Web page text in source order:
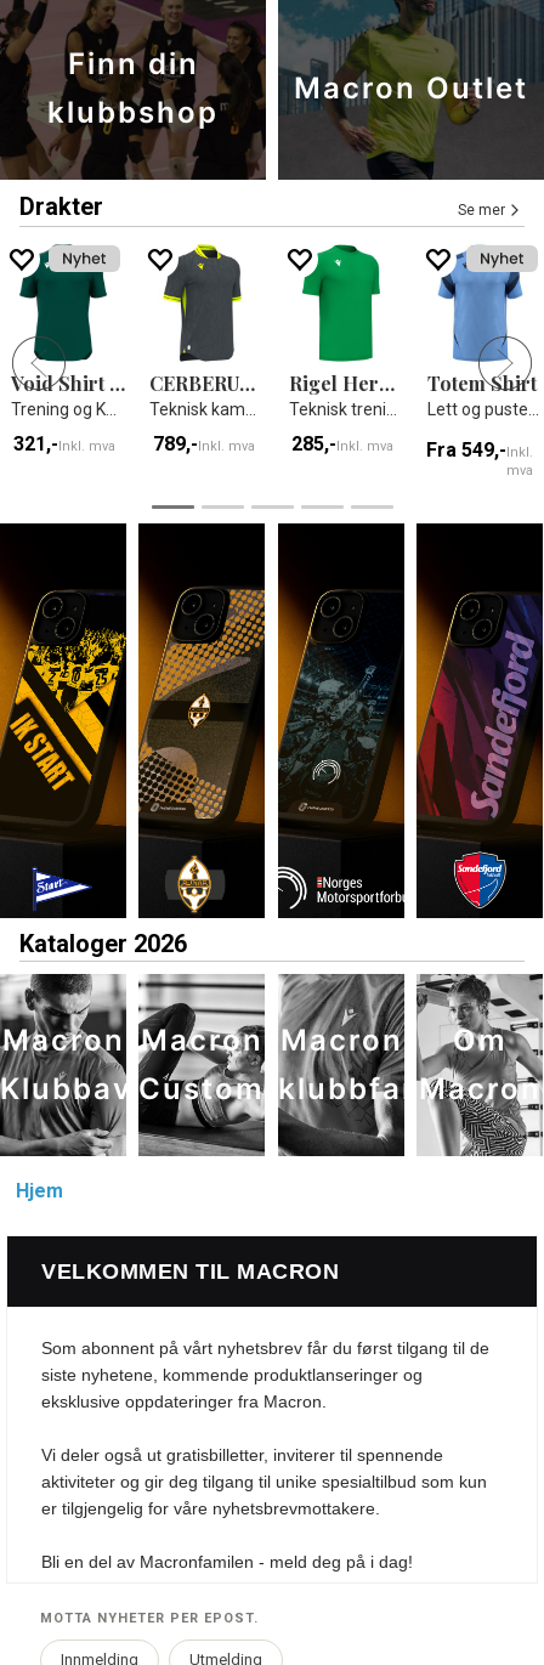
Finn din
klubbshop
Macron Outlet
Drakter Se mer
Void Shirt Shortsleeve
321,- Inkl. mva
CERBERUS ECO shirt
789,- Inkl. mva
Rigel Hero Shirt SS
285,- Inkl. mva
Totem Shirt
Fra 549,- Inkl.
mva
Kataloger 2026
Macron
Klubbavtale
Macron
Custom
Macron
klubbfarger
Om
Macron
Hjem
VELKOMMEN TIL MACRON
Som abonnent på vårt nyhetsbrev får du først tilgang til de
siste nyhetene, kommende produktlanseringer og
eksklusive oppdateringer fra Macron.
Vi deler også ut gratisbilletter, inviterer til spennende
aktiviteter og gir deg tilgang til unike spesialtilbud som kun
er tilgjengelig for våre nyhetsbrevmottakere.
Bli en del av Macronfamilen - meld deg på i dag!
MOTTA NYHETER PER EPOST.
Innmelding Utmelding